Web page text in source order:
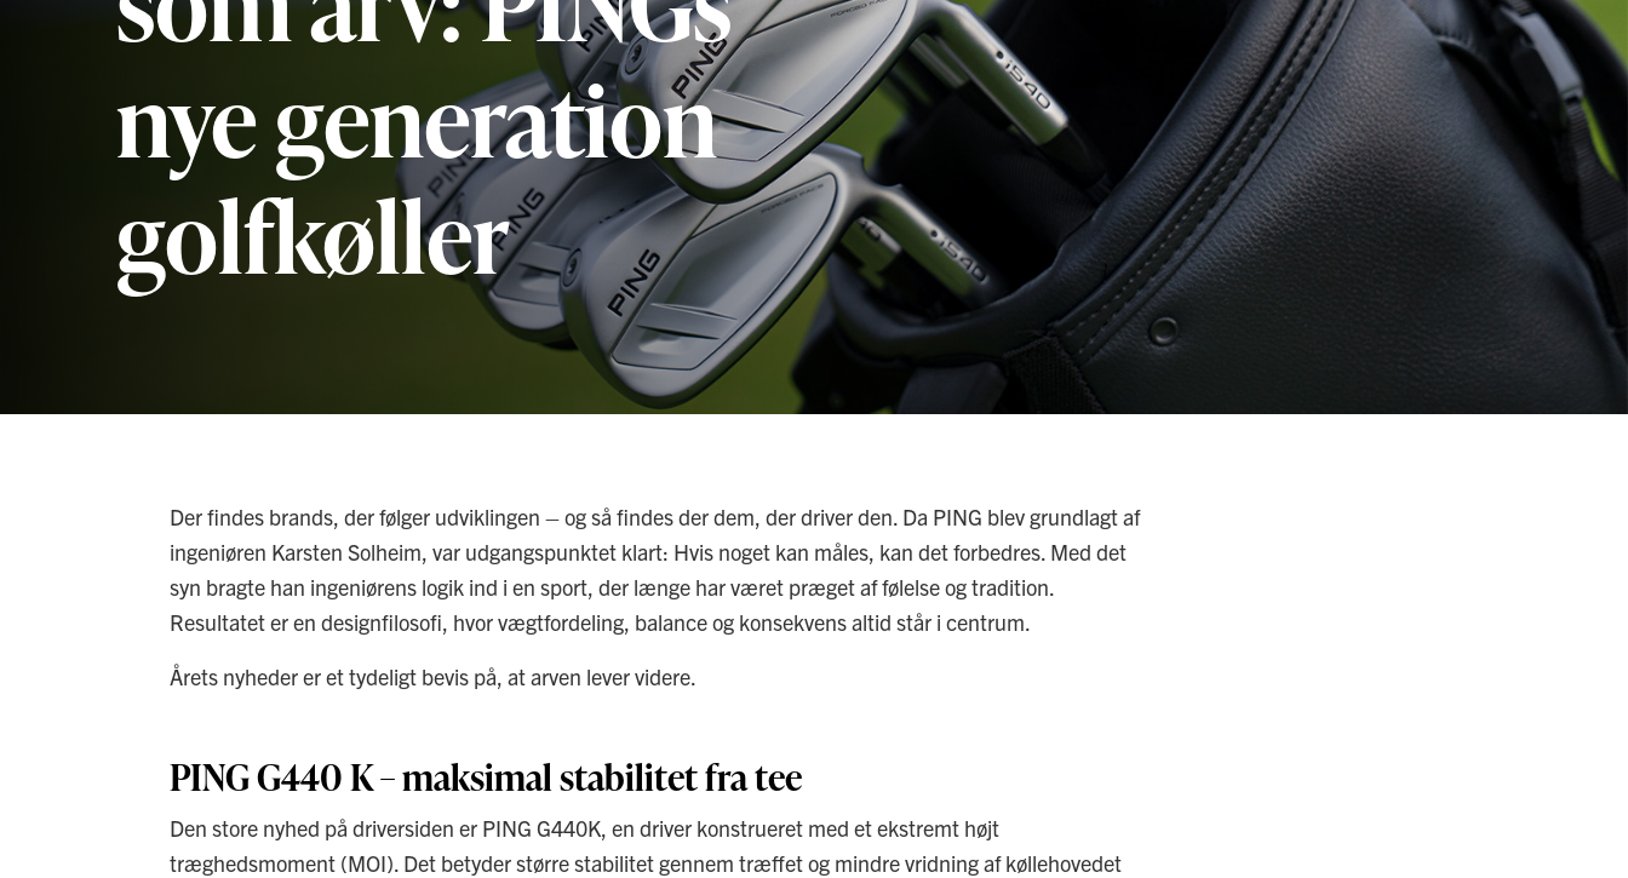
nye generation
golfkøller
Der findes brands, der følger udviklingen – og så findes der dem, der driver den. Da PING blev grundlagt af
ingeniøren Karsten Solheim, var udgangspunktet klart: Hvis noget kan måles, kan det forbedres. Med det
syn bragte han ingeniørens logik ind i en sport, der længe har været præget af følelse og tradition.
Resultatet er en designfilosofi, hvor vægtfordeling, balance og konsekvens altid står i centrum.
Årets nyheder er et tydeligt bevis på, at arven lever videre.
PING G440 K – maksimal stabilitet fra tee
Den store nyhed på driversiden er PING G440K, en driver konstrueret med et ekstremt højt
træghedsmoment (MOI). Det betyder større stabilitet gennem træffet og mindre vridning af køllehovedet